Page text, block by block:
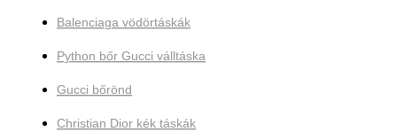
Balenciaga vödörtáskák
Python bőr Gucci válltáska
Gucci bőrönd
Christian Dior kék táskák